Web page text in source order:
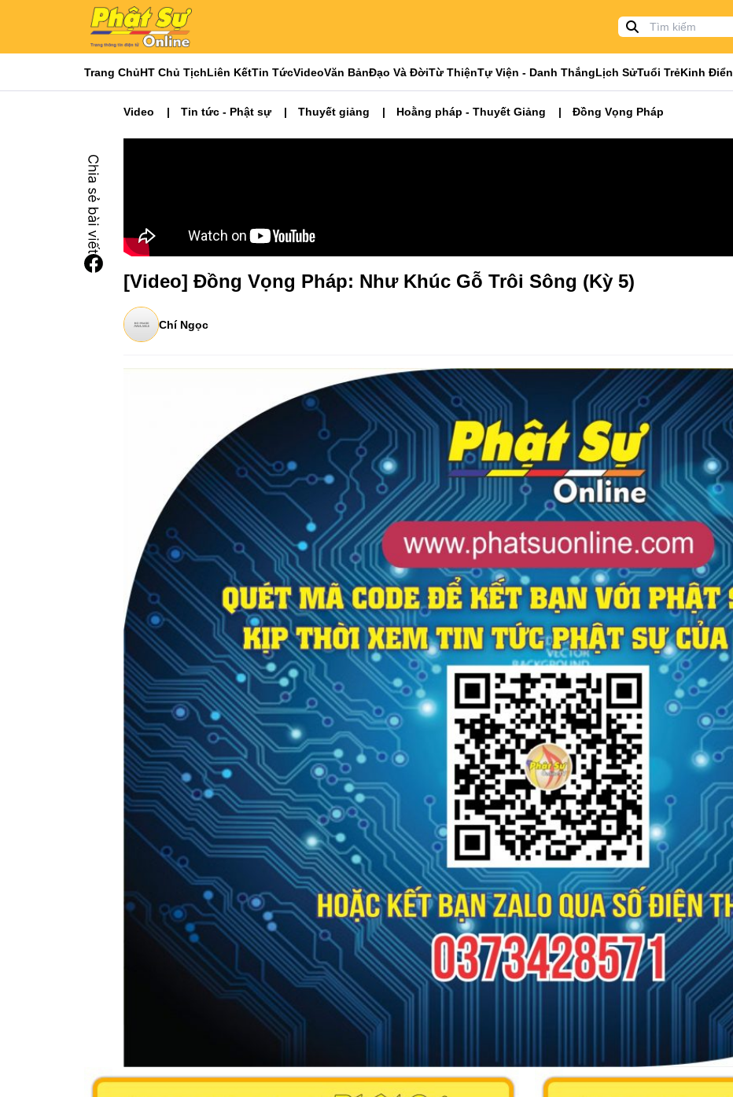
Trang ChủHT Chủ TịchLiên KếtTin TứcVideoVăn BảnĐạo Và ĐờiTừ ThiệnTự Viện - Danh ThắngLịch SửTuổi TrẻKinh Điển
Video Tin tức - Phật sự Thuyết giảng Hoằng pháp - Thuyết Giảng Đồng Vọng Pháp
[Video] Đồng Vọng Pháp: Như Khúc Gỗ Trôi Sông (Kỳ 5)
Chí Ngọc